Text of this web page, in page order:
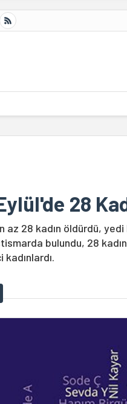
28
az 28 kadın öldürdü,
bulundu, 28